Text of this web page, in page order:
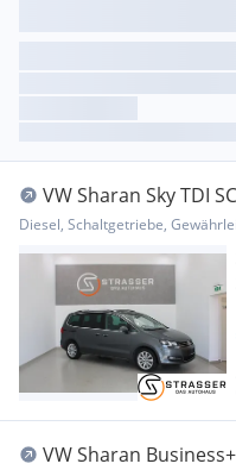
VW Sharan Sky TDI
Diesel, Schaltgetriebe,
VW Sharan